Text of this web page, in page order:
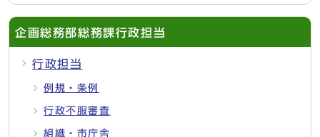
企画総務部総務課行政担当
行政担当
例規・条例
行政不服審査
組織・市庁舎